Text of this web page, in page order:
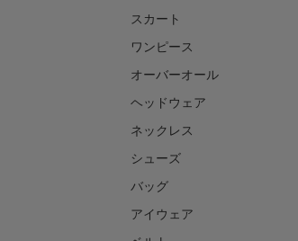
スカート
ワンピース
オーバーオール
ヘッドウェア
ネックレス
シューズ
バッグ
アイウェア